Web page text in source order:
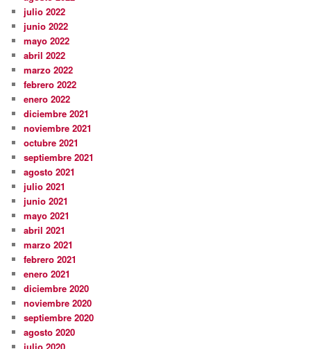
julio 2022
junio 2022
mayo 2022
abril 2022
marzo 2022
febrero 2022
enero 2022
diciembre 2021
noviembre 2021
octubre 2021
septiembre 2021
agosto 2021
julio 2021
junio 2021
mayo 2021
abril 2021
marzo 2021
febrero 2021
enero 2021
diciembre 2020
noviembre 2020
septiembre 2020
agosto 2020